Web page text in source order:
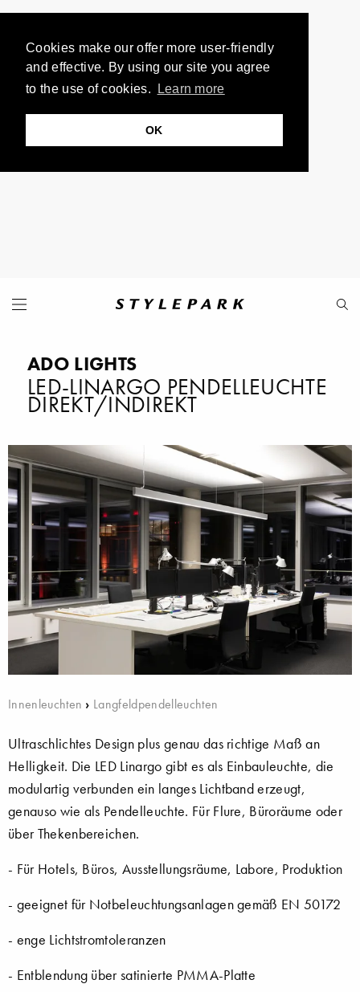
Cookies make our offer more user-friendly
and effective. By using our site you agree
to the use of cookies.
Learn more
OK
ADO LIGHTS
LED-LINARGO PENDELLEUCHTE
DIREKT/INDIREKT
Innenleuchten › Langfeldpendelleuchten
Ultraschlichtes Design plus genau das richtige Maß an
Helligkeit. Die LED Linargo gibt es als Einbauleuchte, die
modulartig verbunden ein langes Lichtband erzeugt,
genauso wie als Pendelleuchte. Für Flure, Büroräume oder
über Thekenbereichen.
- Für Hotels, Büros, Ausstellungsräume, Labore, Produktion
- geeignet für Notbeleuchtungsanlagen gemäß EN 50172
- enge Lichtstromtoleranzen
- Entblendung über satinierte PMMA-Platte